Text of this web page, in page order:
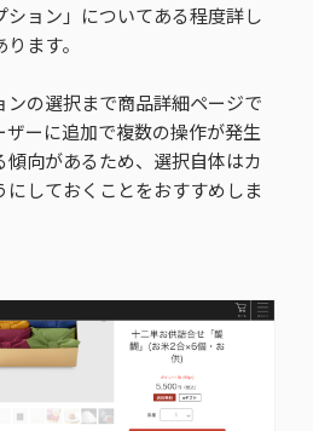
ョン」についてある程度詳し
ます。
の選択まで商品詳細ページで
ーに追加で複数の操作が発生
傾向があるため、選択自体はカ
しておくことをおすすめしま